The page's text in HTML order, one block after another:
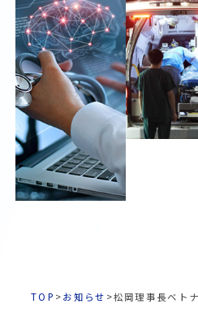
TOP >お知らせ >松岡理事長ベト